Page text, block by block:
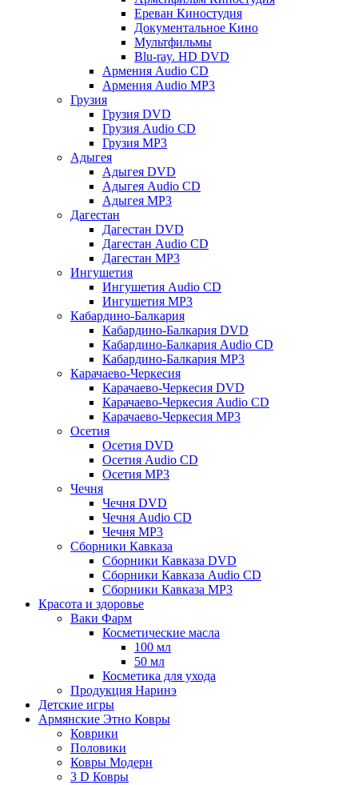
Ереван Киностудия
Документальное Кино
Мультфильмы
Blu-ray. HD DVD
Армения Audio CD
Армения Audio MP3
Грузия
Грузия DVD
Грузия Audio CD
Грузия MP3
Адыгея
Адыгея DVD
Адыгея Audio CD
Адыгея MP3
Дагестан
Дагестан DVD
Дагестан Audio CD
Дагестан MP3
Ингушетия
Ингушетия Audio CD
Ингушетия MP3
Кабардино-Балкария
Кабардино-Балкария DVD
Кабардино-Балкария Audio CD
Кабардино-Балкария MP3
Карачаево-Черкесия
Карачаево-Черкесия DVD
Карачаево-Черкесия Audio CD
Карачаево-Черкесия MP3
Осетия
Осетия DVD
Осетия Audio CD
Осетия MP3
Чечня
Чечня DVD
Чечня Audio CD
Чечня MP3
Сборники Кавказа
Сборники Кавказа DVD
Сборники Кавказа Audio CD
Сборники Кавказа MP3
Красота и здоровье
Ваки Фарм
Косметические масла
100 мл
50 мл
Косметика для ухода
Продукция Наринэ
Детские игры
Армянские Этно Ковры
Коврики
Половики
Ковры Модерн
3 D Ковры